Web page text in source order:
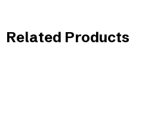
Related Products